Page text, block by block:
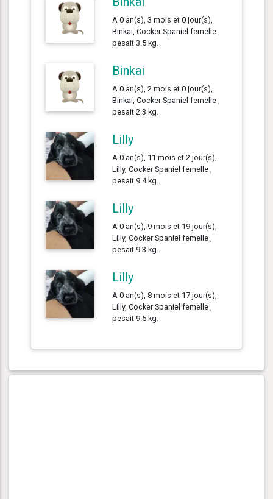
A 0 an(s), 3 mois et 0 jour(s),
Binkai, Cocker Spaniel femelle ,
pesait 3.5 kg.
Binkai
A 0 an(s), 2 mois et 0 jour(s),
Binkai, Cocker Spaniel femelle ,
pesait 2.3 kg.
Lilly
A 0 an(s), 11 mois et 2 jour(s),
Lilly, Cocker Spaniel femelle ,
pesait 9.4 kg.
Lilly
A 0 an(s), 9 mois et 19 jour(s),
Lilly, Cocker Spaniel femelle ,
pesait 9.3 kg.
Lilly
A 0 an(s), 8 mois et 17 jour(s),
Lilly, Cocker Spaniel femelle ,
pesait 9.5 kg.